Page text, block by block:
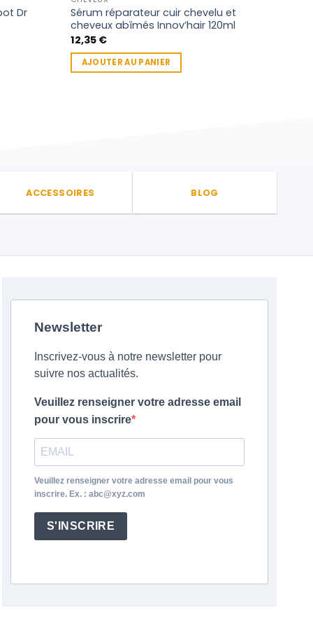
Dr
Sérum réparateur cuir chevelu et
cheveux abîmés Innov’hair 120ml
12,35 €
AJOUTER AU PANIER
ACCESSOIRES BLOG
Newsletter
Inscrivez-vous à notre newsletter pour
suivre nos actualités.
Veuillez renseigner votre adresse email
pour vous inscrire
Veuillez renseigner votre adresse email pour vous
inscrire. Ex. : abc@xyz.com
S'INSCRIRE